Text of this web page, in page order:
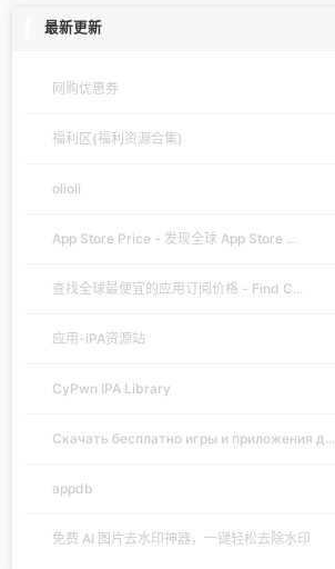
最新更新
网购优惠券
福利区(福利资源合集)
olioli
App Store Price - 发现全球 App Store ...
查找全球最便宜的应用订阅价格 - Find C...
应用-iPA资源站
CyPwn IPA Library
Скачать бесплатно игры и приложения д...
appdb
免费 AI 图片去水印神器，一键轻松去除水印